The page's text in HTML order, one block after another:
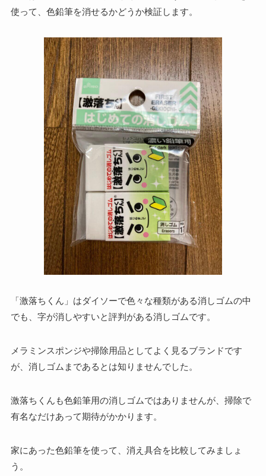
使って、色鉛筆を消せるかどうか検証します。
「激落ちくん」はダイソーで色々な種類がある消しゴムの中
でも、字が消しやすいと評判がある消しゴムです。
メラミンスポンジや掃除用品としてよく見るブランドです
が、消しゴムまであるとは知りませんでした。
激落ちくんも色鉛筆用の消しゴムではありませんが、掃除で
有名なだけあって期待がかかります。
家にあった色鉛筆を使って、消え具合を比較してみましょ
う。